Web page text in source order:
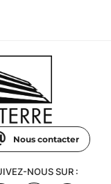
Nous contacter
NOUS SUR :